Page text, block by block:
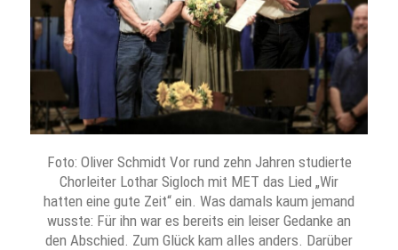
Foto: Oliver Schmidt Vor rund zehn Jahren studierte
Chorleiter Lothar Sigloch mit MET das Lied „Wir
hatten eine gute Zeit“ ein. Was damals kaum jemand
wusste: Für ihn war es bereits ein leiser Gedanke an
den Abschied. Zum Glück kam alles anders. Darüber